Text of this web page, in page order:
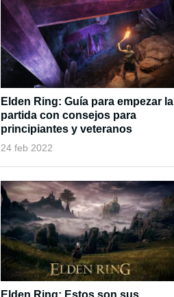
Elden Ring: Guía para empezar la
partida con consejos para
principiantes y veteranos
24 feb 2022
Elden Ring: Estos son sus